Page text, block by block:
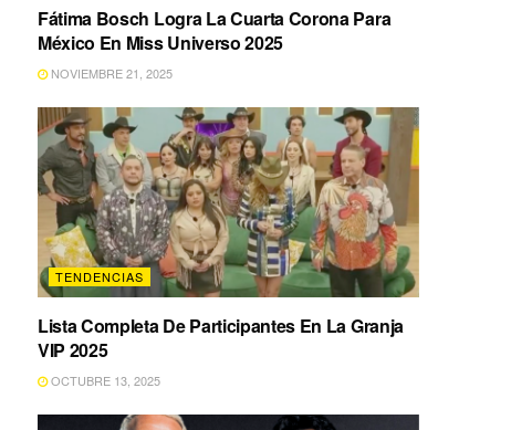
Fátima Bosch Logra La Cuarta Corona Para
México En Miss Universo 2025
NOVIEMBRE 21, 2025
TENDENCIAS
Lista Completa De Participantes En La Granja
VIP 2025
OCTUBRE 13, 2025